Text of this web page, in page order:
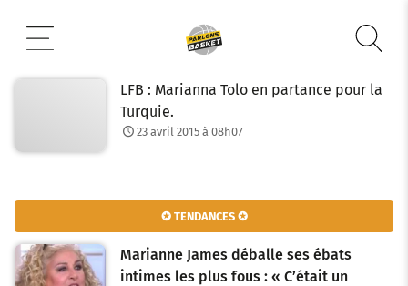
contenu
LFB : Marianna Tolo en partance pour la
Turquie.
23 avril 2015 à 08h07
✪ TENDANCES ✪
Marianne James déballe ses ébats
intimes les plus fous : « C’était un